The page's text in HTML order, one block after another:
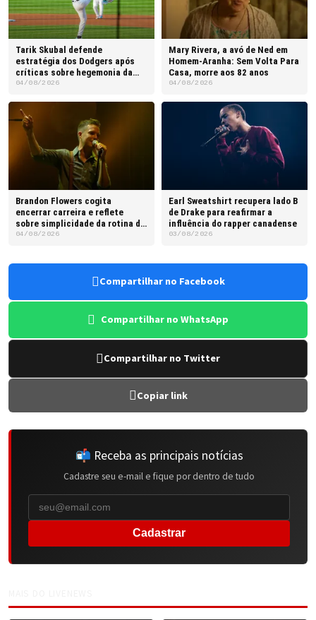
Tarik Skubal defende
estratégia dos Dodgers após
críticas sobre hegemonia da
franquia
04/08/2026
Mary Rivera, a avó de Ned em
Homem-Aranha: Sem Volta Para
Casa, morre aos 82 anos
04/08/2026
Brandon Flowers cogita
encerrar carreira e reflete
sobre simplicidade da rotina do
pai
04/08/2026
Earl Sweatshirt recupera lado B
de Drake para reafirmar a
influência do rapper canadense
03/08/2026
Compartilhar no Facebook
Compartilhar no WhatsApp
Compartilhar no Twitter
Copiar link
📬 Receba as principais notícias
Cadastre seu e-mail e fique por dentro de tudo
Cadastrar